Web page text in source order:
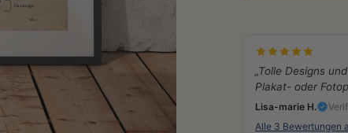
„Tolle Designs
Plakat- oder
Lisa-marie H.
Alle 3 Bewertungen